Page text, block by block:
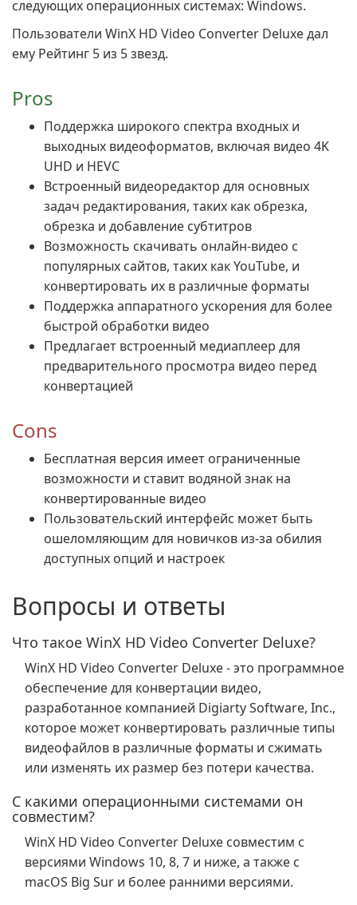
следующих операционных системах: Windows.
Пользователи WinX HD Video Converter Deluxe дал
ему Рейтинг 5 из 5 звезд.
Pros
Поддержка широкого спектра входных и
выходных видеоформатов, включая видео 4K
UHD и HEVC
Встроенный видеоредактор для основных
задач редактирования, таких как обрезка,
обрезка и добавление субтитров
Возможность скачивать онлайн-видео с
популярных сайтов, таких как YouTube, и
конвертировать их в различные форматы
Поддержка аппаратного ускорения для более
быстрой обработки видео
Предлагает встроенный медиаплеер для
предварительного просмотра видео перед
конвертацией
Cons
Бесплатная версия имеет ограниченные
возможности и ставит водяной знак на
конвертированные видео
Пользовательский интерфейс может быть
ошеломляющим для новичков из-за обилия
доступных опций и настроек
Вопросы и ответы
Что такое WinX HD Video Converter Deluxe?
WinX HD Video Converter Deluxe - это программное
обеспечение для конвертации видео,
разработанное компанией Digiarty Software, Inc.,
которое может конвертировать различные типы
видеофайлов в различные форматы и сжимать
или изменять их размер без потери качества.
С какими операционными системами он
совместим?
WinX HD Video Converter Deluxe совместим с
версиями Windows 10, 8, 7 и ниже, а также с
macOS Big Sur и более ранними версиями.